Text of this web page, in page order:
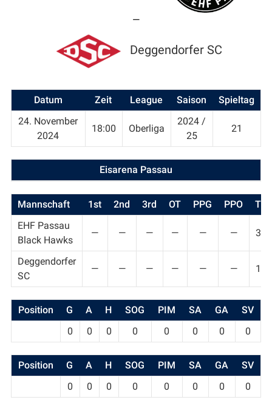
—
Deggendorfer SC
Datum Zeit League Saison
Spieltag
24. November
2024
18:00 Oberliga
2024 /
25
21
Eisarena Passau
Mannschaft 1st 2nd 3rd OT PPG PPO
T
EHF Passau
Black Hawks
— — — — — — 3
Deggendorfer
SC
— — — — — — 1
Position G A H SOG PIM SA GA
SV
0
0 0 0 0 0 0 0
Position G A H SOG PIM SA GA
SV
0
0 0 0 0 0 0 0